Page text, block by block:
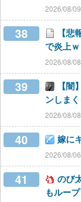
2026/08/
38
【
で炎上
2026/08/
39
【
ンしま
2026/08/
40 嫁に
2026/08/
41
のび
もルー